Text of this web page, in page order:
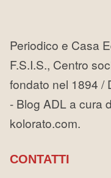
Periodico e Casa
F.S.I.S., Centro
fondato nel 1894 /
- Blog ADL a cura
kolorato.com.
CONTATTI